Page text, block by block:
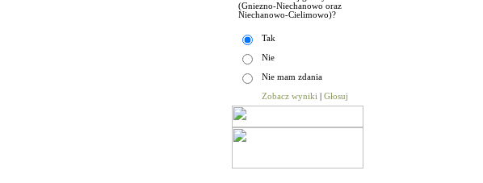
(Gniezno-Niechanowo oraz
Niechanowo-Cielimowo)?
Tak
Nie
Nie mam zdania
Zobacz wyniki Głosuj